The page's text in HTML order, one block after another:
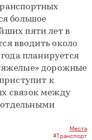
большое
пяти лет в
вводить около
планируется
дорожные
к
связок между
Места
#Транспорт